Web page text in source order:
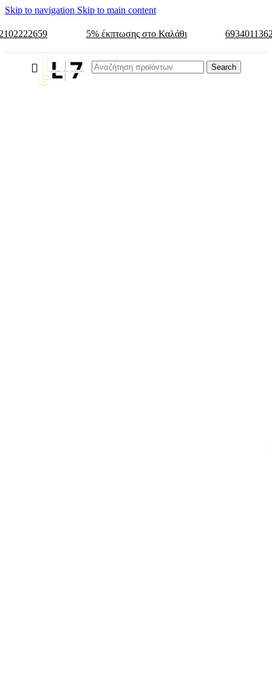
Skip to navigation Skip to main content
5% έκπτωσης στο Καλάθι
Search